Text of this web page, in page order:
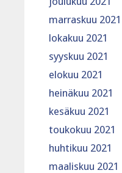
marraskuu 2021
lokakuu 2021
syyskuu 2021
elokuu 2021
heinäkuu 2021
kesäkuu 2021
toukokuu 2021
huhtikuu 2021
maaliskuu 2021